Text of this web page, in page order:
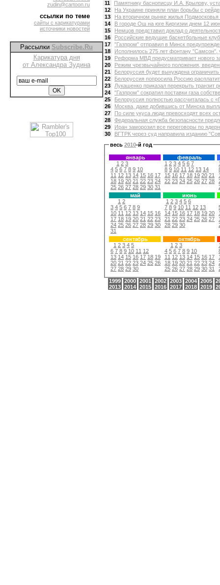
zudin@cartoon.ru
ссылки по теме
сайты с карикатурами
источники новостей
Рассылки Subscribe.Ru
Карикатура дня
от Александра Зудина
11
Памятнику баснописцу И.А. Крылову,
12
На Украине приняли план борьбы с
13
На вторичном рынке жилья Подмосковья
14
В городе Ош на юге Киргизии днем 12
15
Немцов представил доклад о
16
Российские ведущие баскетбольные
17
"Газпром" отправил в Минск
18
Исполнилось 275 лет фонтану "Самсон",
19
Реформа МВД предусматривает нового
20
Режим чрезвычайного положения,
21
Белоруссия будет вынуждена ограничить
22
Белоруссия попросила Россию
23
Лукашенко приказал перекрыть транзит
24
"Газпром" сократил поставки газа
25
Белоруссия полностью рассчиталась с
26
Москва, даже добившись от Минска
27
По силе укуса люди превосходят всех
28
Федеральная служба безопасности
29
Иран заморозил все переговоры по
30
ВГТРК через суд направила изданию
весь 2010-й год
январь
1 2 3
4 5 6 7 8 9 10
11 12 13 14 15 16 17
18 19 20 21 22 23 24
25 26 27 28 29 30 31
февраль
1 2 3 4 5 6 7
8 9 10 11 12 13 14
15 16 17 18 19 20 21
22 23 24 25 26 27 28
май
1 2
3 4 5 6 7 8 9
10 11 12 13 14 15 16
17 18 19 20 21 22 23
24 25 26 27 28 29 30
31
июнь
1 2 3 4 5 6
7 8 9 10 11 12 13
14 15 16 17 18 19 20
21 22 23 24 25 26 27
28 29 30
сентябрь
1 2 3 4 5
6 7 8 9 10 11 12
13 14 15 16 17 18 19
20 21 22 23 24 25 26
27 28 29 30
октябрь
1 2 3
4 5 6 7 8 9 10
11 12 13 14 15 16 17
18 19 20 21 22 23 24
25 26 27 28 29 30 31
1999 2000 2001 2002 2003 2004 2005
2013 2014 2015 2016 2017 2018 2019